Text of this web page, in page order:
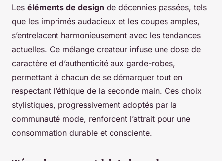
Les éléments de design de décennies passées, tels
que les imprimés audacieux et les coupes amples,
s’entrelacent harmonieusement avec les tendances
actuelles. Ce mélange createur infuse une dose de
caractère et d’authenticité aux garde-robes,
permettant à chacun de se démarquer tout en
respectant l’éthique de la seconde main. Ces choix
stylistiques, progressivement adoptés par la
communauté mode, renforcent l’attrait pour une
consommation durable et consciente.